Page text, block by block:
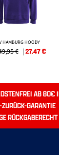
HAMBURG HOODY
€ |27,47 €
AB 80€
ZURÜCK-GARANTIE
RÜCKGABERECHT